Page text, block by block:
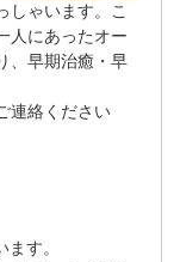
しゃいます。こ
人にあったオー
、早期治癒・早
連絡ください
す。